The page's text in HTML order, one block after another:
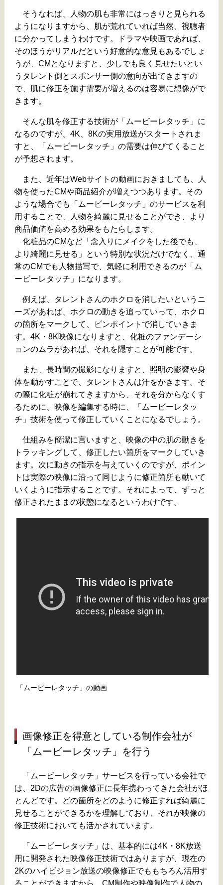
そうなれば、人物の肌も非常にはっきりと見られる
ようになりますから、肌が荒れていれば当然、視聴者
に分かってしまうわけです。ドラマや映画であれば、
そのほうがリアルだという好意的な意見もあるでしょ
うが、CMとなりますと、少しでも良く見せたいとい
うタレント側とスポンサー側の意向が出てきますの
で、肌に修正を施す需要が増えるのは容易に想像がで
きます。
そんな肌を修正する技術が「ムービーレタッチ」に
なるのですが、4K、8Kの実用放送がスタートされま
すと、「ムービーレタッチ」の需要は伸びてくること
が予想されます。
また、近年はWebサイトの動画におきましても、人
物を使ったCMや商品紹介が増えつつあります。その
ような場合でも「ムービーレタッチ」のサービスを利
用することで、人物を綺麗に見せることができ、より
商品価値を高める効果をもたらします。
化粧品のCMなど「念入りにメイクをした後でも、
より綺麗に見せる」という特別な状況だけでなく、通
常のCMでも人物描写で、気軽に利用できるのが「ム
ービーレタッチ」になります。
例えば、タレントさんのホクロを消したいというニ
ーズがあれば、ホクロの動きを追っていって、ホクロ
の箇所をマークして、ピンポイントで消していきま
す。4K・8K映像になりますと、化粧のファンデーシ
ョンのムラがあれば、それを隠すことが可能です。
また、長時間の撮影になりますと、照明の影響や身
体を動かすことで、タレントさんは汗をかきます。そ
の際に化粧が崩れてきますから、それを分からなくす
るために、映像を編集する時に、「ムービーレタッ
チ」技術を使って修正していくことになるでしょう。
仕組みを簡潔に言いますと、映像の中の肌の動きを
トラッキングして、修正したい箇所をマークしていき
ます。次に動きの指示を与えていくのですが、ポイン
トは実際の映像に沿って同じように修正箇所も動いて
いくように指示することです。それによって、ずっと
修正されたままの状態になるというわけです。
「ムービーレタッチ」の動画
画像修正を得意としている制作会社が
「ムービーレタッチ」を行う
「ムービーレタッチ」サービスを行っている会社で
は、2Dの広告の画像修正に長年携わってきた会社がほ
とんどです。どの箇所をどのように修正すれば綺麗に
見せることができるかを理解しており、それが映像の
修正技術においても活かされています。
「ムービーレタッチ」は、基本的には4K・8K放送
用に開発された映像修正技術ではありますが、現在の
2Kのハイビジョン放送の映像修正でももちろん活用す